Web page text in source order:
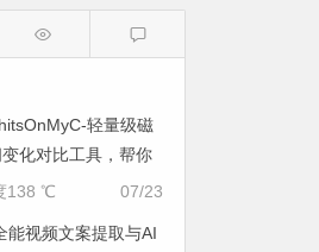
轻量级磁
化对比工具，帮你
掉”空间的罪魁祸首
07/23
138 ℃
能视频文案提取与AI